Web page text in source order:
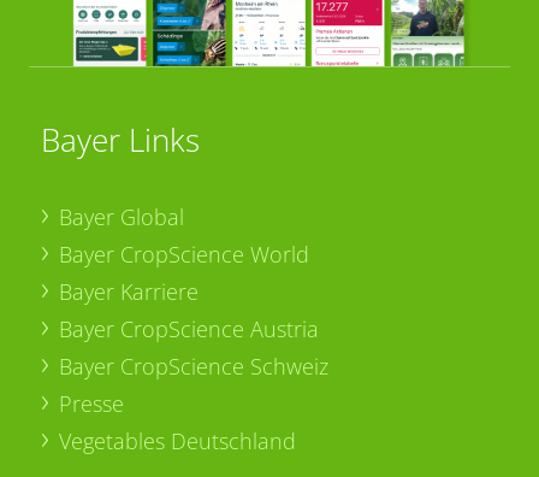
Bayer Links
Bayer Global
Bayer CropScience World
Bayer Karriere
Bayer CropScience Austria
Bayer CropScience Schweiz
Presse
Vegetables Deutschland